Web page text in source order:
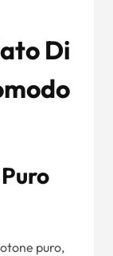
Di
puro,